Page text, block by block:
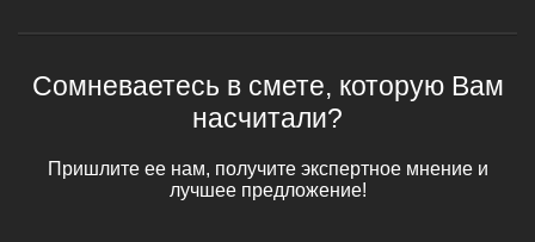
Сомневаетесь в смете, которую Вам
насчитали?
Пришлите ее нам, получите экспертное мнение и
лучшее предложение!